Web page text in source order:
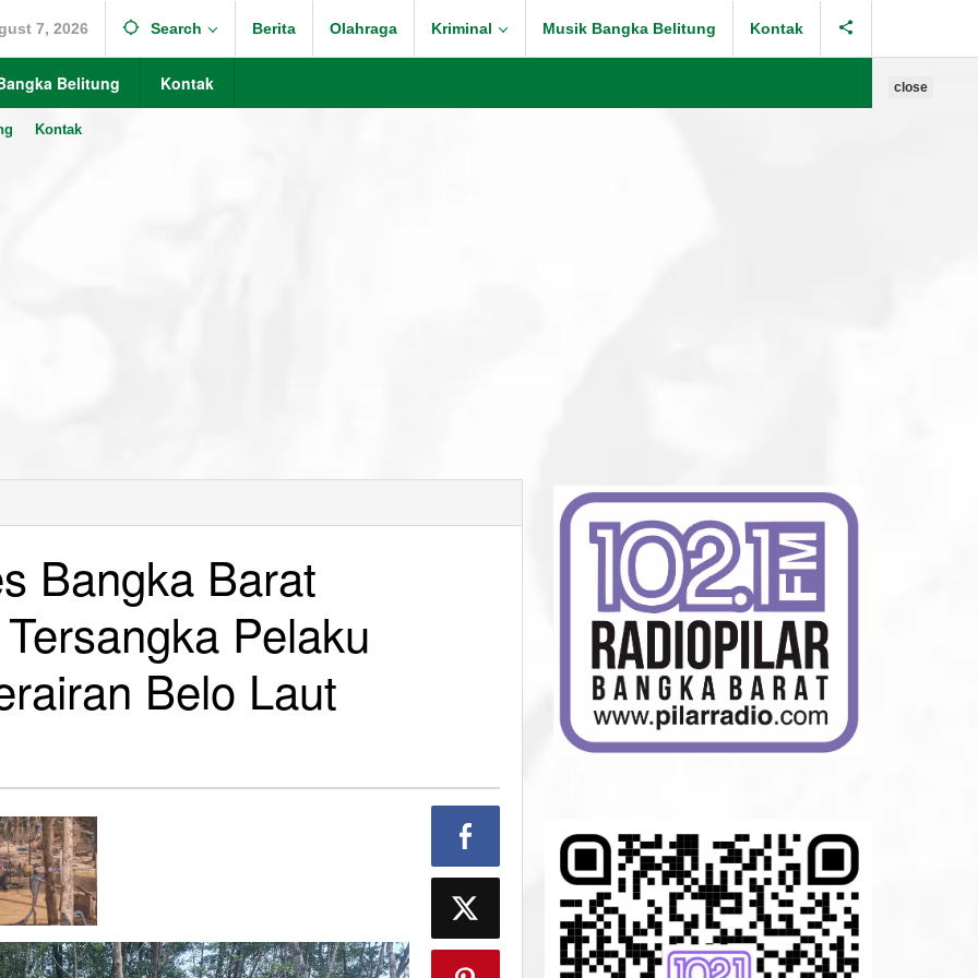
7, 2026 Search Berita Olahraga Kriminal Musik Bangka Belitung Kontak
Belitung Kontak
Kontak
close
Bangka Barat
Pelaku
Belo Laut